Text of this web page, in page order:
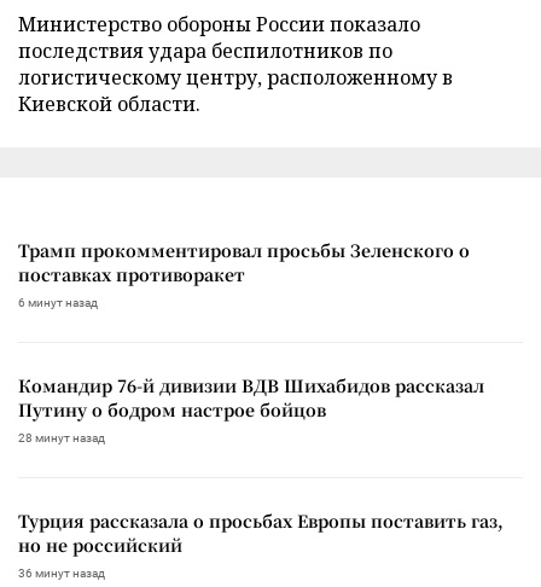
Министерство обороны России показало
последствия удара беспилотников по
логистическому центру, расположенному в
Киевской области.
Трамп прокомментировал просьбы Зеленского о
поставках противоракет
6 минут назад
Командир 76-й дивизии ВДВ Шихабидов рассказал
Путину о бодром настрое бойцов
28 минут назад
Турция рассказала о просьбах Европы поставить газ,
но не российский
36 минут назад